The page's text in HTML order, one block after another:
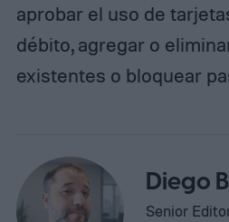
aprobar el uso de
débito, agregar o
existentes o bloquear
Diego
Senior